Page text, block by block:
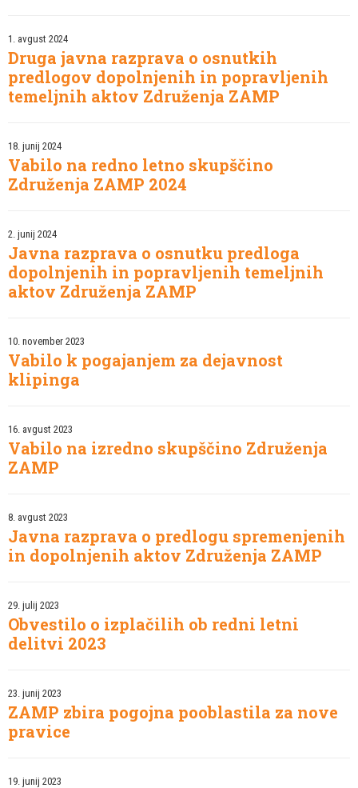
1. avgust 2024
Druga javna razprava o osnutkih
predlogov dopolnjenih in popravljenih
temeljnih aktov Združenja ZAMP
18. junij 2024
Vabilo na redno letno skupščino
Združenja ZAMP 2024
2. junij 2024
Javna razprava o osnutku predloga
dopolnjenih in popravljenih temeljnih
aktov Združenja ZAMP
10. november 2023
Vabilo k pogajanjem za dejavnost
klipinga
16. avgust 2023
Vabilo na izredno skupščino Združenja
ZAMP
8. avgust 2023
Javna razprava o predlogu spremenjenih
in dopolnjenih aktov Združenja ZAMP
29. julij 2023
Obvestilo o izplačilih ob redni letni
delitvi 2023
23. junij 2023
ZAMP zbira pogojna pooblastila za nove
pravice
19. junij 2023